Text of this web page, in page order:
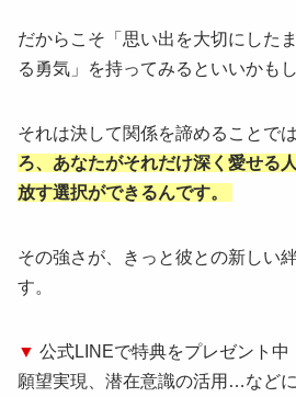
だからこそ「思い出を大切にした
る勇気」を持ってみるといいかも
それは決して関係を諦めることで
ろ、あなたがそれだけ深く愛せる
放す選択ができるんです。
その強さが、きっと彼との新しい
す。
▼ 公式LINEで特典をプレゼント中
願望実現、潜在意識の活用…など